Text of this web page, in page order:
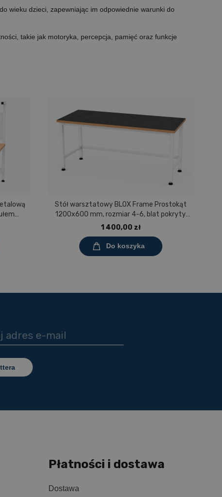
wieku dzieci, zapewniając im odpowiednie warunki do
takie jak motoryka, percepcja, pamięć oraz funkcje
Stół warsztatowy BLOX Frame Prostokąt
1200x600 mm, rozmiar 4-6, blat pokryty
tworzywem polipropylenowym
1 400,00 zł
Do koszyka
Płatności i dostawa
Dostawa